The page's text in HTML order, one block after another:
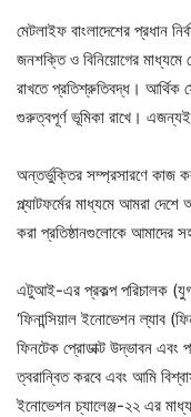
মেটলাইফ বাংলাদেশের প্রধান
জনশক্তি ও বিনিয়োগের মাধ্যমে
রাখতে প্রতিশ্রুতিবদ্ধ। আর্থিক
গুরুত্বপূর্ণ ভূমিকা রাখে।
অন্তর্ভুক্তির সম্প্রসারণে কাজ
প্ল্যাটফর্মের মাধ্যমে আমরা
করা প্রতিষ্ঠানগুলোকে আমাদের
এটুআই-এর প্রকল্প পরিচালক
‘ফিনান্সিয়াল ইনোভেশন ল্যাব
ফিনটেক প্রোডাক্ট উদ্ভাবন এবং
ত্বরান্বিত করবে এবং আমি
ইনোভেশন চ্যালেঞ্জ-২২ এর